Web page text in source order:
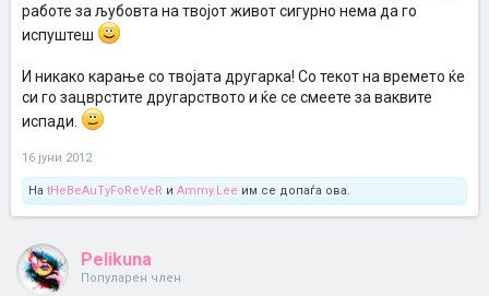
работе за љубовта на твојот живот сигурно нема да го
испуштеш
И никако карање со твојата другарка! Со текот на времето ќе
си го зацврстите другарството и ќе се смеете за ваквите
испади.
16 јуни 2012
На tHeBeAuTyFoReVeR и Ammy.Lee им се допаѓа ова.
Pelikuna
Популарен член